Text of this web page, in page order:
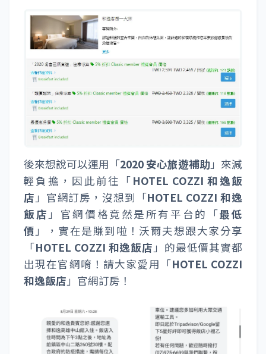
後來想說可以運用「2020 安心旅遊補助 」來減
輕負擔，因此前往「 HOTEL COZZI 和逸飯
店 」官網訂房，沒想到「HOTEL COZZI 和逸
飯店 」官網價格竟然是所有平台的「最低
價 」，實在是賺到啦！沃爾夫想跟大家分享
「HOTEL COZZI 和逸飯店 」的最低價其實都
出現在官網唷！請大家愛用「HOTEL COZZI
和逸飯店 」官網訂房！